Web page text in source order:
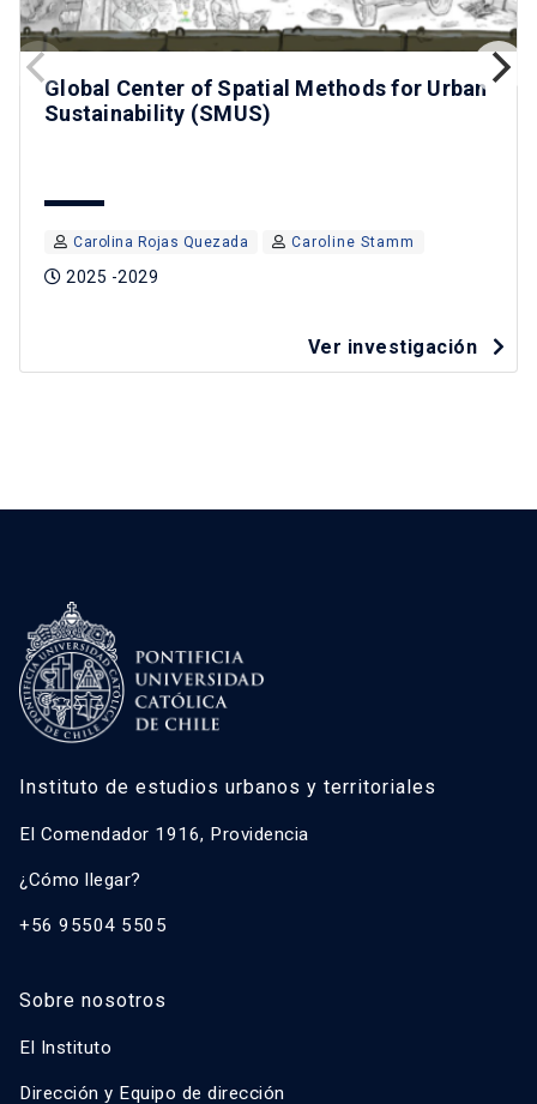
Global Center of Spatial Methods for Urban
Sustainability (SMUS)
Carolina Rojas Quezada Caroline Stamm
2025 -2029
Ver investigación
Instituto de estudios urbanos y territoriales
El Comendador 1916, Providencia
¿Cómo llegar?
+56 95504 5505
Sobre nosotros
El Instituto
Dirección y Equipo de dirección